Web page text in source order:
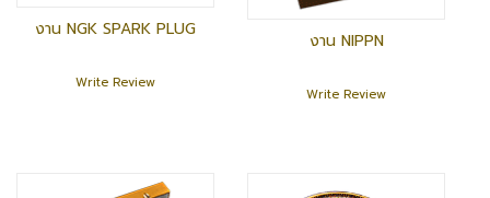
งาน NGK SPARK PLUG
Write Review
งาน NIPPN
Write Review